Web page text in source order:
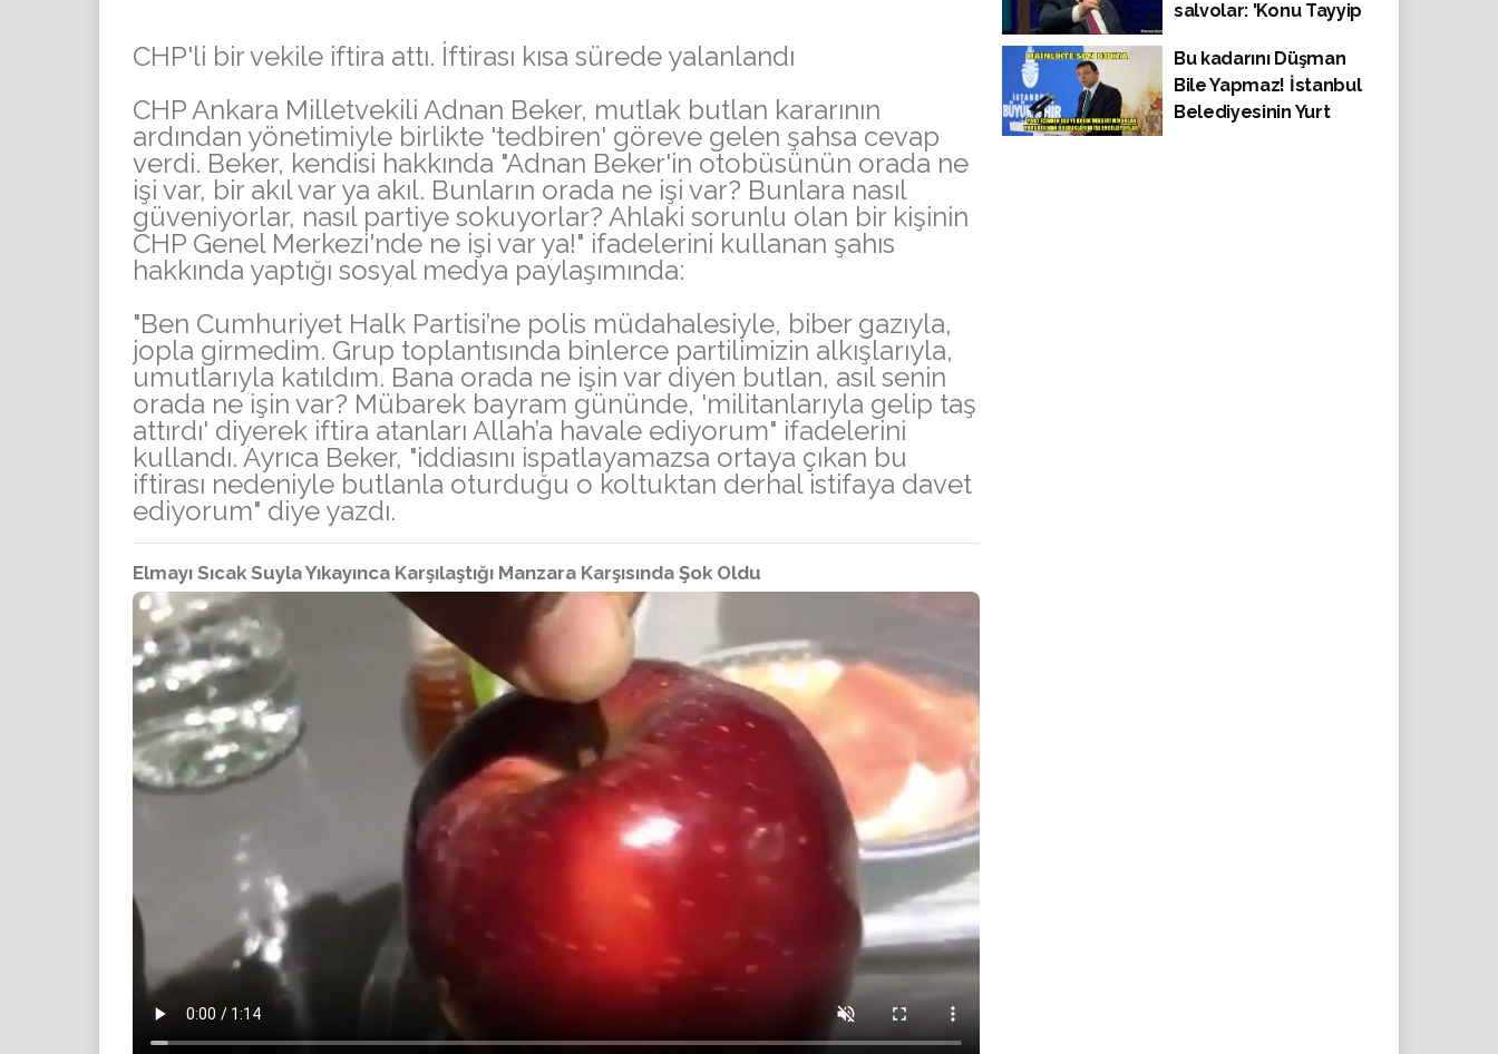
CHP'li bir vekile iftira attı. İftirası kısa sürede yalanlandı
CHP Ankara Milletvekili Adnan Beker, mutlak butlan kararının
ardından yönetimiyle birlikte 'tedbiren' göreve gelen şahsa cevap
verdi. Beker, kendisi hakkında "Adnan Beker'in otobüsünün orada ne
işi var, bir akıl var ya akıl. Bunların orada ne işi var? Bunlara nasıl
güveniyorlar, nasıl partiye sokuyorlar? Ahlaki sorunlu olan bir kişinin
CHP Genel Merkezi'nde ne işi var ya!" ifadelerini kullanan şahıs
hakkında yaptığı sosyal medya paylaşımında:
"Ben Cumhuriyet Halk Partisi’ne polis müdahalesiyle, biber gazıyla,
jopla girmedim. Grup toplantısında binlerce partilimizin alkışlarıyla,
umutlarıyla katıldım. Bana orada ne işin var diyen butlan, asıl senin
orada ne işin var? Mübarek bayram gününde, 'militanlarıyla gelip taş
attırdı' diyerek iftira atanları Allah’a havale ediyorum" ifadelerini
kullandı. Ayrıca Beker, "iddiasını ispatlayamazsa ortaya çıkan bu
iftirası nedeniyle butlanla oturduğu o koltuktan derhal istifaya davet
ediyorum" diye yazdı.
Elmayı Sıcak Suyla Yıkayınca Karşılaştığı Manzara Karşısında Şok Oldu
salvolar: 'Konu Tayyip
Erdoğan deyip
geçiştiriyorsun'
Bu kadarını Düşman
Bile Yapmaz! İstanbul
Belediyesinin Yurt